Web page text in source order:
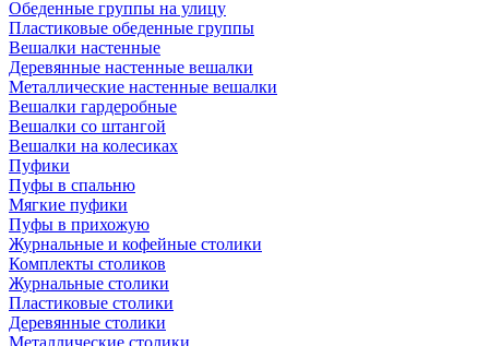
Обеденные группы на улицу
Пластиковые обеденные группы
Вешалки настенные
Деревянные настенные вешалки
Металлические настенные вешалки
Вешалки гардеробные
Вешалки со штангой
Вешалки на колесиках
Пуфики
Пуфы в спальню
Мягкие пуфики
Пуфы в прихожую
Журнальные и кофейные столики
Комплекты столиков
Журнальные столики
Пластиковые столики
Деревянные столики
Металлические столики